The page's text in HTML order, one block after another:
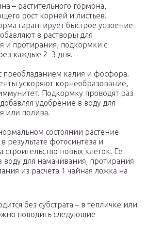
– растительного гормона,
рост корней и листьев.
гарантирует быстрое усвоение
в растворы для
и протирания, подкормки с
каждые 2–3 дня.
преобладанием калия и фосфора.
ускоряют корнеобразование,
Подкормку проводят раз
удобрение в воду для
или полива.
состоянии растение
результате фотосинтеза и
строительство новых клеток. Ее
воду для намачивания, протирания
из расчета 1 чайная ложка на
без субстрата – в тепличке или
поводить следующие